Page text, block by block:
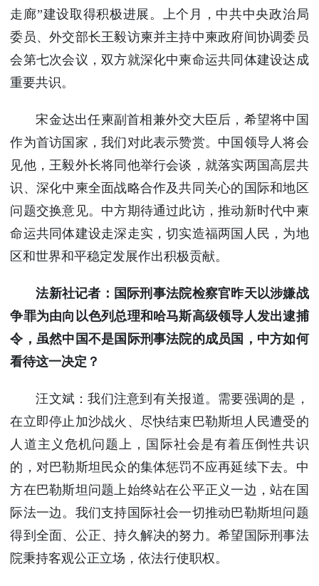
走廊”建设取得积极进展。上个月，中共中央政治局
委员、外交部长王毅访柬并主持中柬政府间协调委员
会第七次会议，双方就深化中柬命运共同体建设达成
重要共识。
宋金达出任柬副首相兼外交大臣后，希望将中国
作为首访国家，我们对此表示赞赏。中国领导人将会
见他，王毅外长将同他举行会谈，就落实两国高层共
识、深化中柬全面战略合作及共同关心的国际和地区
问题交换意见。中方期待通过此访，推动新时代中柬
命运共同体建设走深走实，切实造福两国人民，为地
区和世界和平稳定发展作出积极贡献。
法新社记者：国际刑事法院检察官昨天以涉嫌战
争罪为由向以色列总理和哈马斯高级领导人发出逮捕
令，虽然中国不是国际刑事法院的成员国，中方如何
看待这一决定？
汪文斌：我们注意到有关报道。需要强调的是，
在立即停止加沙战火、尽快结束巴勒斯坦人民遭受的
人道主义危机问题上，国际社会是有着压倒性共识
的，对巴勒斯坦民众的集体惩罚不应再延续下去。中
方在巴勒斯坦问题上始终站在公平正义一边，站在国
际法一边。我们支持国际社会一切推动巴勒斯坦问题
得到全面、公正、持久解决的努力。希望国际刑事法
院秉持客观公正立场，依法行使职权。